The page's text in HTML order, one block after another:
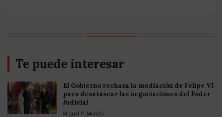
Te puede interesar
El Gobierno rechaza la mediación de Felipe VI
para desatascar las negociaciones del Poder
Judicial
Miguel P. Montes